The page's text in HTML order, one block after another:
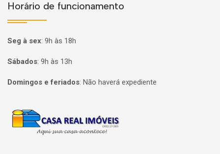
Horário de funcionamento
Seg à sex: 9h às 18h
Sábados: 9h às 13h
Domingos e feriados: Não haverá expediente
Página inicial